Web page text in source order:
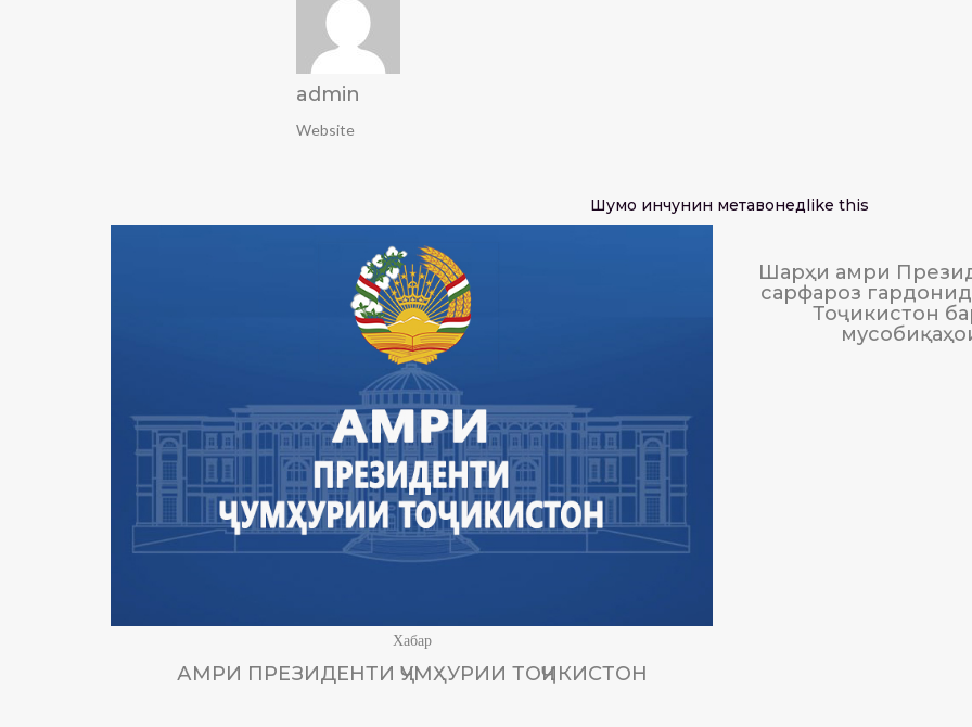
admin
Website
Шумо инчунин метавонедlike this
Хабар
АМРИ ПРЕЗИДЕНТИ ҶУМҲУРИИ ТОҶИКИСТОН
Шарҳи амри
сарфароз
Тоҷикистон